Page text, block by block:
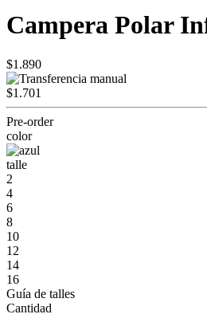
Campera Polar
$1.890
$1.701
Pre-order
color
talle
2
4
6
8
10
12
14
16
Guía de talles
Cantidad